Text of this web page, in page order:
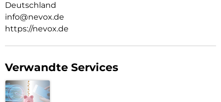
Deutschland
info@nevox.de
https://nevox.de
Verwandte Services